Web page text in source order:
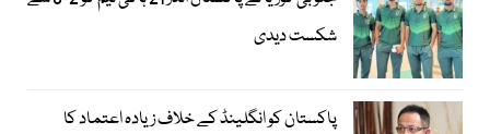
شکست دیدی
پاکستان کو انگلینڈ کے خلاف زیادہ اعتماد کا